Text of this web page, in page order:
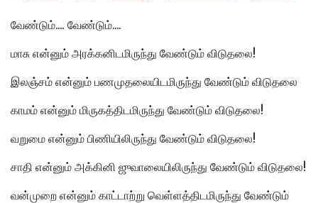
வேண்டும்.... வேண்டும்....
மாசு என்னும் அரக்கனிடமிருந்து வேண்டும் விடுதலை!
இலஞ்சம் என்னும் பணமுதலையிடமிருந்து வேண்டும் விடுதலை
காமம் என்னும் மிருகத்திடமிருந்து வேண்டும் விடுதலை!
வறுமை என்னும் பிணியிலிருந்து வேண்டும் விடுதலை!
சாதி என்னும் அக்கினி ஜுவாலையிலிருந்து வேண்டும் விடுதலை!
வன்முறை என்னும் காட்டாற்று வெள்ளத்திடமிருந்து வேண்டும்